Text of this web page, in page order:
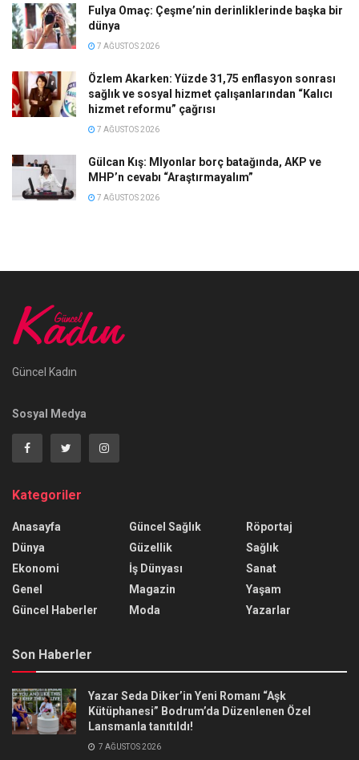
Fulya Omaç: Çeşme’nin derinliklerinde başka bir
dünya
7 AĞUSTOS 2026
Özlem Akarken: Yüzde 31,75 enflasyon sonrası
sağlık ve sosyal hizmet çalışanlarından “Kalıcı
hizmet reformu” çağrısı
7 AĞUSTOS 2026
Gülcan Kış: Mlyonlar borç batağında, AKP ve
MHP’n cevabı “Araştırmayalım”
7 AĞUSTOS 2026
Güncel Kadın
Sosyal Medya
Kategoriler
Anasayfa
Dünya
Ekonomi
Genel
Güncel Haberler
Güncel Sağlık
Güzellik
İş Dünyası
Magazin
Moda
Röportaj
Sağlık
Sanat
Yaşam
Yazarlar
Son Haberler
Yazar Seda Diker’in Yeni Romanı “Aşk
Kütüphanesi” Bodrum’da Düzenlenen Özel
Lansmanla tanıtıldı!
7 AĞUSTOS 2026